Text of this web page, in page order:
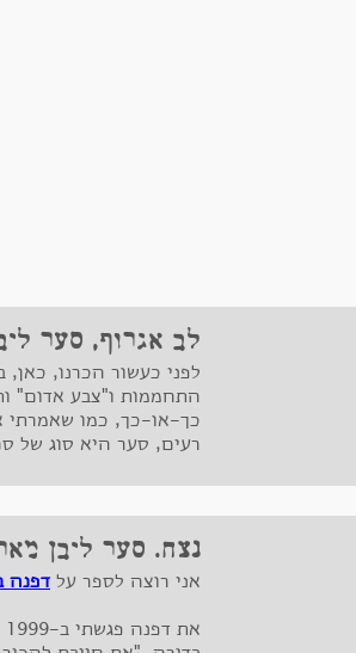
לב אגרוף, סער
לפני כעשור הכרנו, כאן,
התחממות ו"צבע אדום"
כך-או-כך, כמו שאמרתי
רעים, סער היא סוג של
נצח. סער ליבן
אני רוצה לספר על דפנה